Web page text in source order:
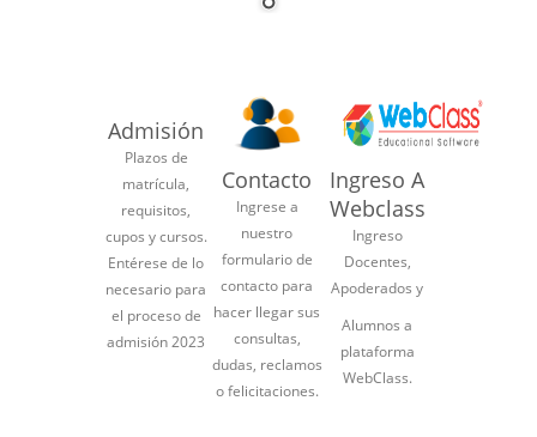
Admisión
Plazos de
matrícula,
requisitos,
cupos y cursos.
Entérese de lo
necesario para
el proceso de
admisión 2023
Contacto
Ingrese a
nuestro
formulario de
contacto para
hacer llegar sus
consultas,
dudas, reclamos
o felicitaciones.
Ingreso A
Webclass
Ingreso
Docentes,
Apoderados y
Alumnos a
plataforma
WebClass.